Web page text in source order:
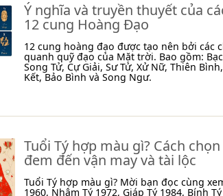
Ý nghĩa và truyền thuyết của
12 cung Hoàng Đạo
12 cung hoàng đạo được tạo nên bởi các
quanh quỹ đạo của Mặt trời. Bao gồm:
Song Tử, Cự Giải, Sư Tử, Xử Nữ, Thiên
Kết, Bảo Bình và Song Ngư.
Tuổi Tý hợp màu gì? Cách
đem đến vận may và tài lộc
Tuổi Tý hợp màu gì? Mời bạn đọc cùng
1960, Nhâm Tý 1972, Giáp Tý 1984, Bính